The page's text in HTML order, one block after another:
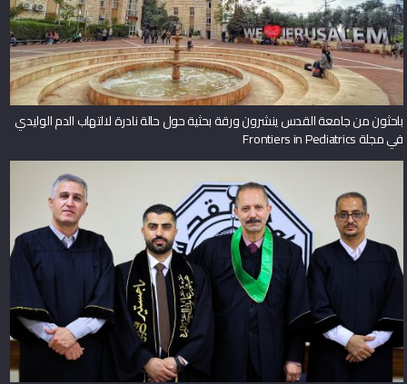
باحثون من جامعة القدس ينشرون ورقة بحثية حول حالة نادرة لالتهاب الدم الوليدي
في مجلة Frontiers in Pediatrics